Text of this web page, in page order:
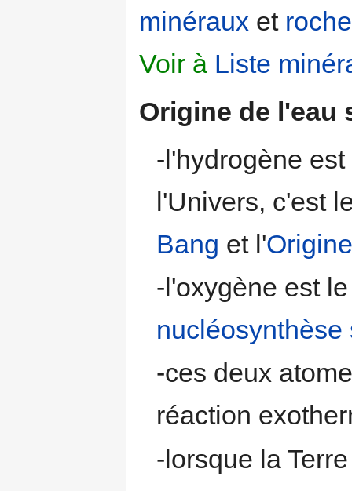
minéraux et
Voir à Liste
Origine de l'eau
-l'hydrogène
l'Univers, c'est
Bang et l'
-l'oxygène est
nucléosynthèse
-ces deux
réaction
-lorsque la